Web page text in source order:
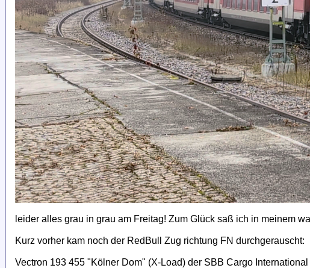
leider alles grau in grau am Freitag! Zum Glück saß ich in meinem
Kurz vorher kam noch der RedBull Zug richtung FN durchgerauscht:
Vectron 193 455 "Kölner Dom" (X-Load) der SBB Cargo